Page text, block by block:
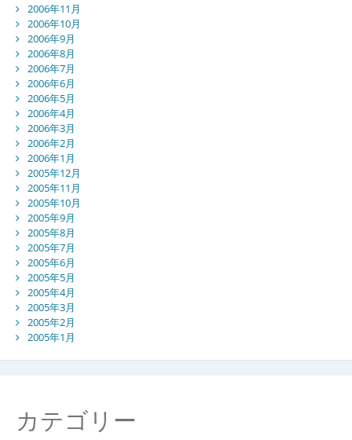
2006年11月
2006年10月
2006年9月
2006年8月
2006年7月
2006年6月
2006年5月
2006年4月
2006年3月
2006年2月
2006年1月
2005年12月
2005年11月
2005年10月
2005年9月
2005年8月
2005年7月
2005年6月
2005年5月
2005年4月
2005年3月
2005年2月
2005年1月
カテゴリー